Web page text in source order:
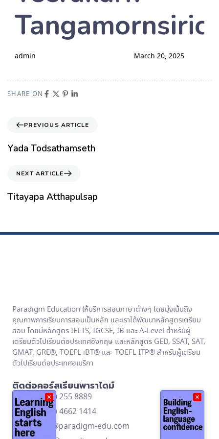
admin March 20, 2025
SHARE ON
PREVIOUS ARTICLE
Yada Todsathamseth
NEXT ARTICLE
Titayapa Atthapulsap
Paradigm Education ให้บริการสอนภาษาต่างๆ โดยมุ่งเน้นถึง
คุณภาพการเรียนการสอนเป็นหลัก และเราได้พัฒนาหลักสูตรเตรียม
สอบ โดยมีหลักสูตร IELTS, IGCSE, IB และ A-Level สำหรับผู้
เตรียมตัวไปเรียนต่อประเทศอังกฤษ และหลักสูตร GED, SSAT, SAT,
GMAT, GRE®, TOEFL iBT® และ TOEFL ITP® สำหรับผู้เตรียม
ตัวไปเรียนต่อประเทศอเมริกา
ติดต่อคอร์สเรียนพาราไดม์
โทร: (662) 255 8889
โทร: (668) 4662 1414
contact@paradigm-edu.com
× ×